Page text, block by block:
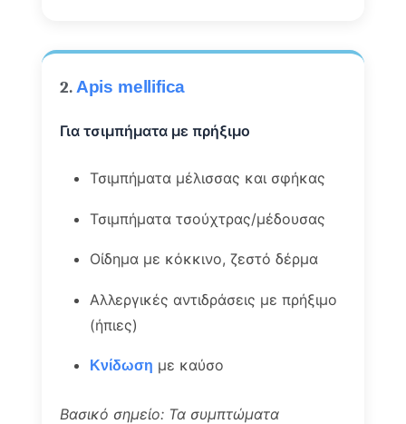
2.Apis mellifica
Για τσιμπήματα με πρήξιμο
Τσιμπήματα μέλισσας και σφήκας
Τσιμπήματα τσούχτρας/μέδουσας
Οίδημα με κόκκινο, ζεστό δέρμα
Αλλεργικές αντιδράσεις με πρήξιμο
(ήπιες)
Κνίδωση με καύσο
Βασικό σημείο: Τα συμπτώματα